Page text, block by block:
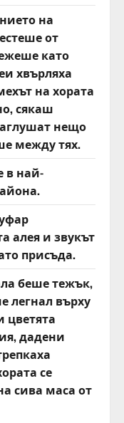
на
от
като
хвърляха
на хората
сякаш
нещо
между тях.
в най-
алея и звукът
присъда.
беше тежък,
легнал върху
цветята
дадени
се
сива маса от